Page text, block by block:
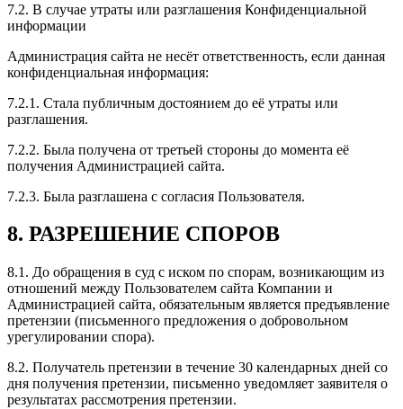
7.2. В случае утраты или разглашения Конфиденциальной
информации
Администрация сайта не несёт ответственность, если данная
конфиденциальная информация:
7.2.1. Стала публичным достоянием до её утраты или
разглашения.
7.2.2. Была получена от третьей стороны до момента её
получения Администрацией сайта.
7.2.3. Была разглашена с согласия Пользователя.
8. РАЗРЕШЕНИЕ СПОРОВ
8.1. До обращения в суд с иском по спорам, возникающим из
отношений между Пользователем сайта Компании и
Администрацией сайта, обязательным является предъявление
претензии (письменного предложения о добровольном
урегулировании спора).
8.2. Получатель претензии в течение 30 календарных дней со
дня получения претензии, письменно уведомляет заявителя о
результатах рассмотрения претензии.